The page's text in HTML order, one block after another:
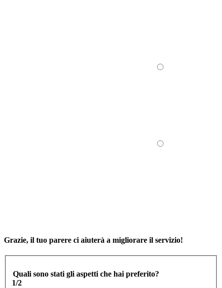
Grazie, il tuo parere ci aiuterà a migliorare il servizio!
Quali sono stati gli aspetti che hai preferito?
1/2